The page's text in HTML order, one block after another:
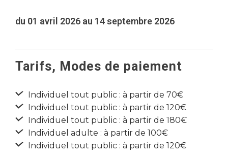
du 01 avril 2026 au 14 septembre 2026
Tarifs, Modes de paiement
Individuel tout public : à partir de 70€
Individuel tout public : à partir de 120€
Individuel tout public : à partir de 180€
Individuel adulte : à partir de 100€
Individuel tout public : à partir de 120€